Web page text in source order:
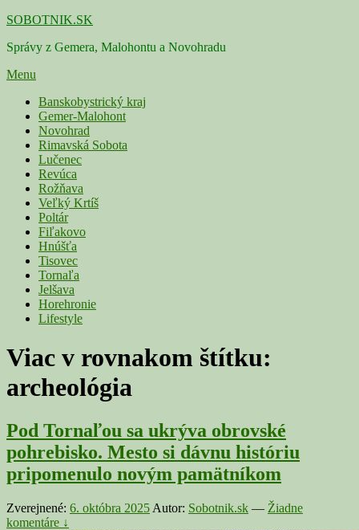
Skip
content
SOBOTNIK.SK
Správy z Gemera, Malohontu a Novohradu
Menu
Primárne
menu
Banskobystrický kraj
Gemer-Malohont
Novohrad
Rimavská Sobota
Lučenec
Revúca
Rožňava
Veľký Krtíš
Poltár
Fiľakovo
Hnúšťa
Tisovec
Tornaľa
Jelšava
Horehronie
Lifestyle
Viac v rovnakom štítku:
archeológia
Pod Tornaľou sa ukrýva obrovské
pohrebisko. Mesto si dávnu históriu
pripomenulo novým pamätníkom
Zverejnené: 6. októbra 2025 Autor: Sobotnik.sk — Žiadne
komentáre ↓